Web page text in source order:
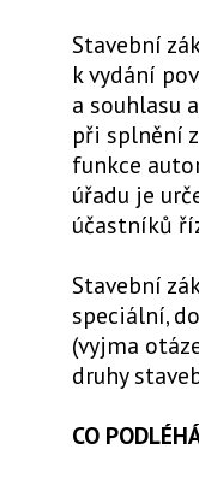
Stavební
k vydání
a souhlasu
při splnění
funkce
úřadu je
účastníků
Stavební
speciální,
(vyjma
druhy
CO